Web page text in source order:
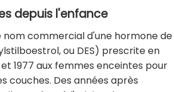
depuis l'enfance
commercial d'une hormone de
ou DES) prescrite en
1977 aux femmes enceintes pour
couches. Des années après